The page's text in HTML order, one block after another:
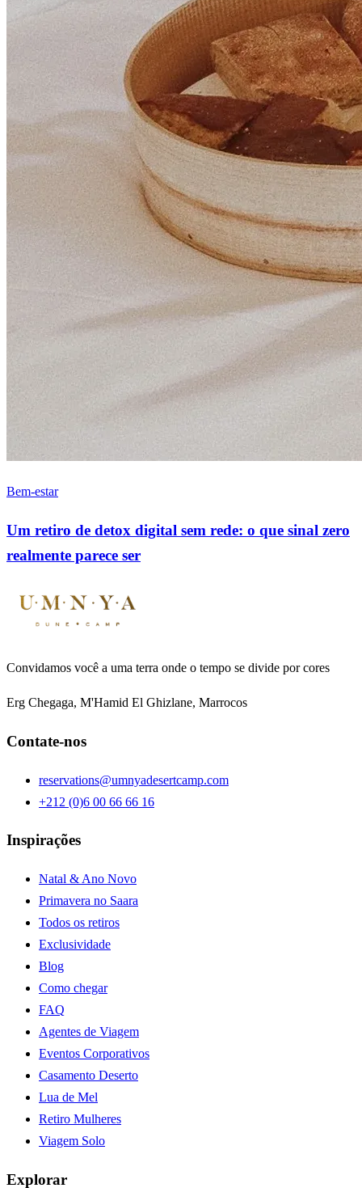
Bem-estar
Um retiro de detox digital sem rede: o que sinal zero
realmente parece ser
Convidamos você a uma terra onde o tempo se divide por cores
Erg Chegaga, M'Hamid El Ghizlane, Marrocos
Contate-nos
reservations@umnyadesertcamp.com
+212 (0)6 00 66 66 16
Inspirações
Natal & Ano Novo
Primavera no Saara
Todos os retiros
Exclusividade
Blog
Como chegar
FAQ
Agentes de Viagem
Eventos Corporativos
Casamento Deserto
Lua de Mel
Retiro Mulheres
Viagem Solo
Explorar